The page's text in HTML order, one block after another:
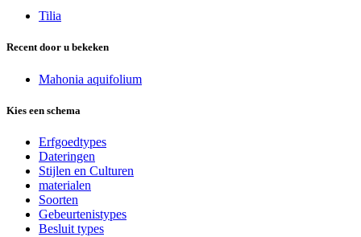
Tilia
Recent door u bekeken
Mahonia aquifolium
Kies een schema
Erfgoedtypes
Dateringen
Stijlen en Culturen
materialen
Soorten
Gebeurtenistypes
Besluit types